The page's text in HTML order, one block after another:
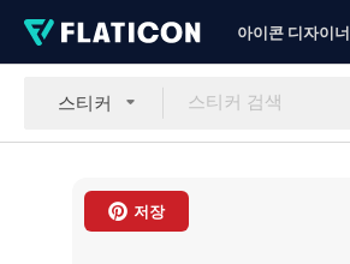
아이콘 디자이너
스티커
저장